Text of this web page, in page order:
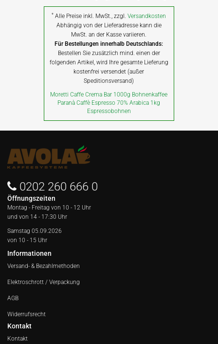
* Alle Preise inkl. MwSt., zzgl.Versandkosten
Abhängig von der Lieferadresse kann die
MwSt. an der Kasse variieren.
Für Bestellungen innerhalb Deutschlands:
Bestellen Sie zusätzlich mind. einen der
folgenden Artikel, wird Ihre gesamte Lieferung
kostenfrei versendet (außer
Speditionsversand)
Moretti Caffe Crema Bar 1000g Bohnenkaffee
Paranà Caffè Espresso 70% Arabica 1kg
Espressobohnen
0202 260 666 0
Öffnungszeiten
Montag - Freitag von 10 - 12 Uhr
und von 14 - 17:30 Uhr
Samstag 05.09.2026
von 10 - 15 Uhr
Informationen
Versand- & Bezahlmethoden
Elektroschrott / Verpackung
AGB
Widerrufsrecht
Kontakt
Kontakt